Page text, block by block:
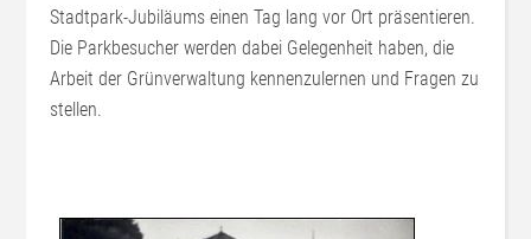
Stadtpark-Jubiläums einen Tag lang vor Ort präsentieren.
Die Parkbesucher werden dabei Gelegenheit haben, die
Arbeit der Grünverwaltung kennenzulernen und Fragen zu
stellen.